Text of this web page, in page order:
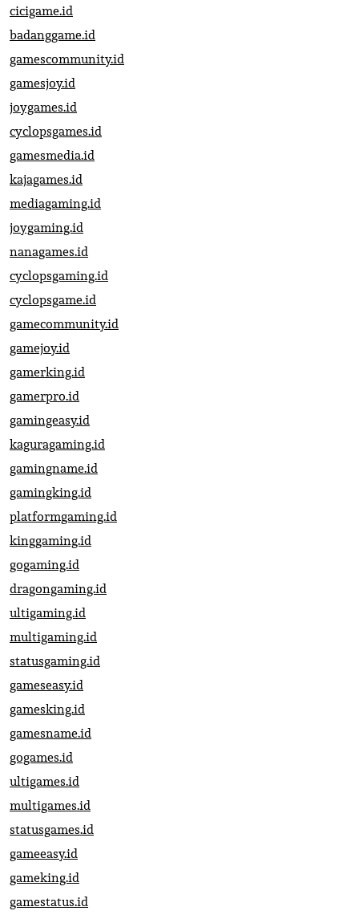
cicigame.id
badanggame.id
gamescommunity.id
gamesjoy.id
joygames.id
cyclopsgames.id
gamesmedia.id
kajagames.id
mediagaming.id
joygaming.id
nanagames.id
cyclopsgaming.id
cyclopsgame.id
gamecommunity.id
gamejoy.id
gamerking.id
gamerpro.id
gamingeasy.id
kaguragaming.id
gamingname.id
gamingking.id
platformgaming.id
kinggaming.id
gogaming.id
dragongaming.id
ultigaming.id
multigaming.id
statusgaming.id
gameseasy.id
gamesking.id
gamesname.id
gogames.id
ultigames.id
multigames.id
statusgames.id
gameeasy.id
gameking.id
gamestatus.id